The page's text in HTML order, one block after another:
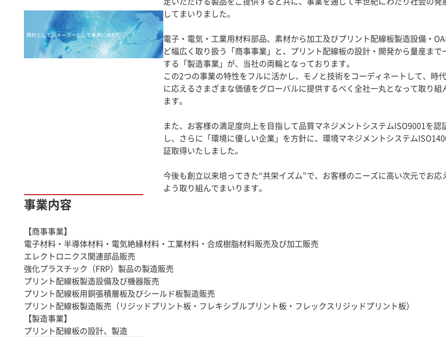
してまいりました。
電子・電気・工業用材料部品、素材から加工及びプリント配線板製造設備・
ど幅広く取り扱う「商事事業」と、プリント配線板の設計・開発から量産まで
する「製造事業」が、当社の両輪となっております。
この2つの事業の特性をフルに活かし、モノと技術をコーディネートして、時
に応えるさまざまな価値をグローバルに提供するべく全社一丸となって取り組
ます。
また、お客様の満足度向上を目指して品質マネジメントシステムISO9001を認
し、さらに「環境に優しい企業」を方針に、環境マネジメントシステム
証取得いたしました。
今後も創立以来培ってきた“共栄イズム”で、お客様のニーズに高い次元でお応
よう取り組んでまいります。
事業内容
【商事事業】
電子材料・半導体材料・電気絶縁材料・工業材料・合成樹脂材料販売及び加工販売
エレクトロニクス関連部品販売
強化プラスチック（FRP）製品の製造販売
プリント配線板製造設備及び機器販売
プリント配線板用銅張積層板及びシールド板製造販売
プリント配線板製造販売（リジッドプリント板・フレキシブルプリント板・フレックスリジッドプリント板）
【製造事業】
プリント配線板の設計、製造